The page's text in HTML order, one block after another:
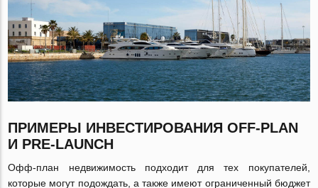
ПРИМЕРЫ ИНВЕСТИРОВАНИЯ OFF-PLAN
И PRE-LAUNCH
Офф-план недвижимость подходит для тех покупателей,
которые могут подождать, а также имеют ограниченный бюджет